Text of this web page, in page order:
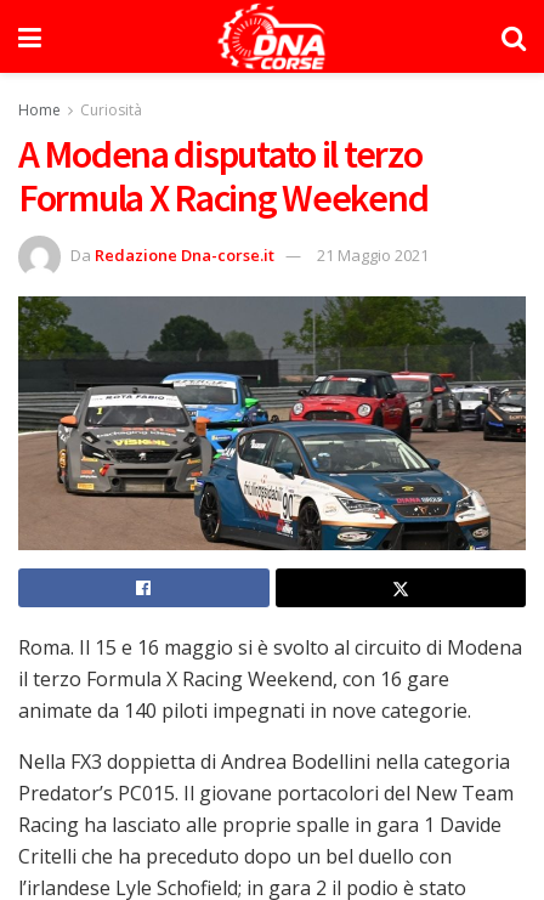
Home Curiosità
A Modena disputato il terzo
Formula X Racing Weekend
Da Redazione Dna-corse.it 21 Maggio 2021
Roma. Il 15 e 16 maggio si è svolto al circuito di Modena
il terzo Formula X Racing Weekend, con 16 gare
animate da 140 piloti impegnati in nove categorie.
Nella FX3 doppietta di Andrea Bodellini nella categoria
Predator’s PC015. Il giovane portacolori del New Team
Racing ha lasciato alle proprie spalle in gara 1 Davide
Critelli che ha preceduto dopo un bel duello con
l’irlandese Lyle Schofield; in gara 2 il podio è stato